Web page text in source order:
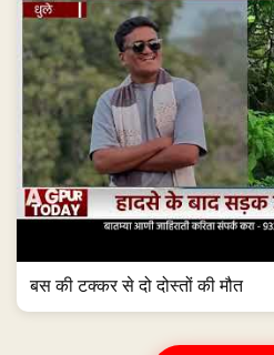
बस की टक्कर से दो दोस्तों की मौत